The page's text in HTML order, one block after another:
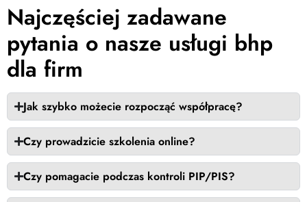
Najczęściej zadawane
pytania o nasze usługi bhp
dla firm
Jak szybko możecie rozpocząć współpracę?
Czy prowadzicie szkolenia online?
Czy pomagacie podczas kontroli PIP/PIS?